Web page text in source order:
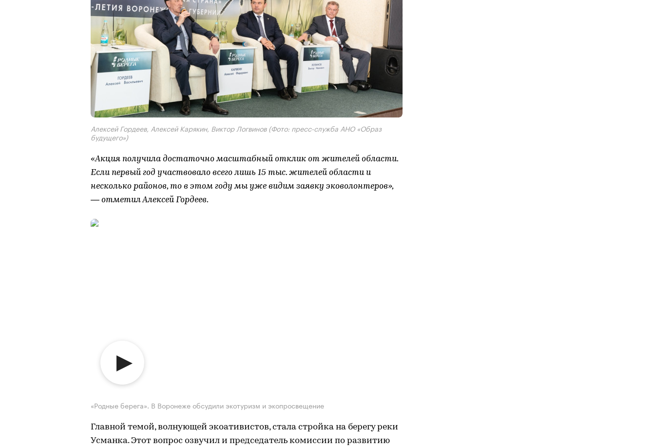
Алексей Гордеев, Алексей Карякин, Виктор Логвинов (Фото: пресс-служба АНО «Образ
будущего»)
«Акция получила достаточно масштабный отклик от жителей области.
Если первый год участвовало всего лишь 15 тыс. жителей области и
несколько районов, то в этом году мы уже видим заявку эковолонтеров»,
— отметил Алексей Гордеев.
«Родные берега». В Воронеже обсудили экотуризм и экопросвещение
Главной темой, волнующей экоативистов, стала стройка на берегу реки
Усманка. Этот вопрос озвучил и председатель комиссии по развитию